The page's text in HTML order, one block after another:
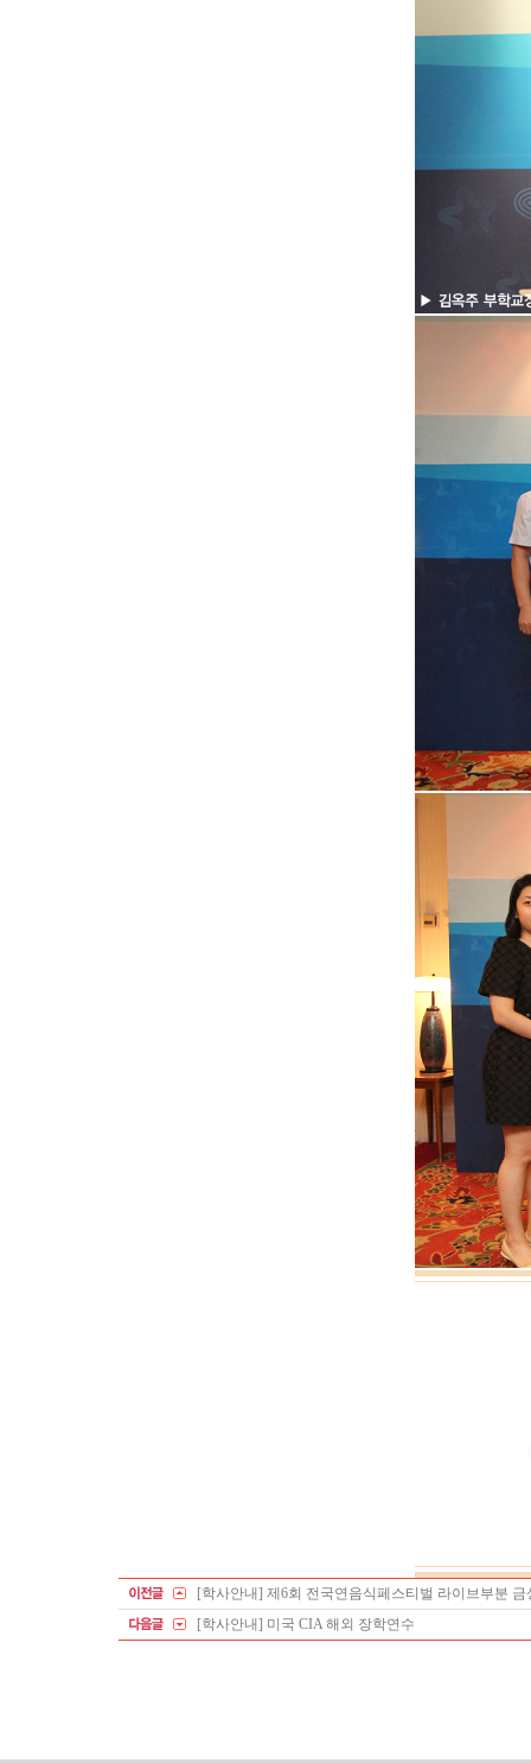
[학사안내] 제6회 전국연음식페스티벌 라이브부분 금
[학사안내] 미국 CIA 해외 장학연수